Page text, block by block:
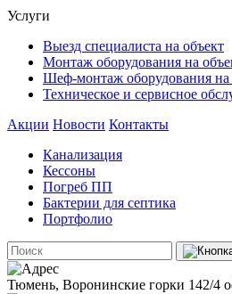
Услуги
Выезд специалиста на объект
Монтаж оборудования на
Шеф-монтаж оборудования на
Техническое и сервисное
Акции Новости Контакты
Канализация
Кессоны
Погреб ПП
Бактерии для септика
Портфолио
Тюмень, Воронинские горки 142/4